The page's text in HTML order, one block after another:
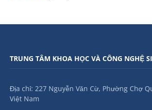
TRUNG TÂM KHOA HỌC VÀ CÔNG NGHỆ
Địa chỉ: 227 Nguyễn Văn Cừ, Phường Chợ
Việt Nam